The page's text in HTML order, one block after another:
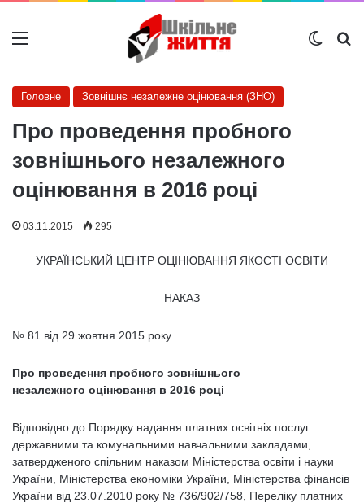
Меню
Головне Зовнішнє незалежне оцінювання (ЗНО)
Про проведення пробного
зовнішнього незалежного
оцінювання в 2016 році
03.11.2015 295
УКРАЇНСЬКИЙ ЦЕНТР ОЦІНЮВАННЯ ЯКОСТІ ОСВІТИ
НАКАЗ
№ 81 від 29 жовтня 2015 року
Про проведення пробного зовнішнього
незалежного оцінювання в 2016 році
Відповідно до Порядку надання платних освітніх послуг
державними та комунальними навчальними закладами,
затвердженого спільним наказом Міністерства освіти і науки
України, Міністерства економіки України, Міністерства фінансів
України від 23.07.2010 року № 736/902/758, Переліку платних